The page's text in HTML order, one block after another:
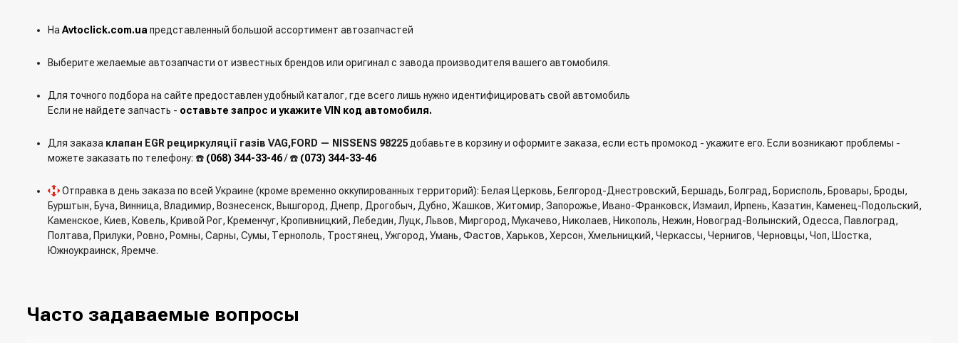
На Avtoclick.com.ua представленный большой ассортимент автозапчастей
Выберите желаемые автозапчасти от известных брендов или оригинал с завода производителя вашего автомобиля.
Для точного подбора на сайте предоставлен удобный каталог, где всего лишь нужно идентифицировать свой автомобиль
Если не найдете запчасть - оставьте запрос и укажите VIN код автомобиля.
Для заказа клапан EGR рециркуляції газів VAG,FORD — NISSENS 98225 добавьте в корзину и оформите заказа, если есть промокод - укажите его. Если возникают проблемы -
можете заказать по телефону: ☎️ (068) 344-33-46/ ☎️ (073) 344-33-46
Отправка в день заказа по всей Украине (кроме временно оккупированных территорий): Белая Церковь, Белгород-Днестровский, Бершадь, Болград, Борисполь, Бровары, Броды,
Бурштын, Буча, Винница, Владимир, Вознесенск, Вышгород, Днепр, Дрогобыч, Дубно, Жашков, Житомир, Запорожье, Ивано-Франковск, Измаил, Ирпень, Казатин, Каменец-Подольский,
Каменское, Киев, Ковель, Кривой Рог, Кременчуг, Кропивницкий, Лебедин, Луцк, Львов, Миргород, Мукачево, Николаев, Никополь, Нежин, Новоград-Волынский, Одесса, Павлоград,
Полтава, Прилуки, Ровно, Ромны, Сарны, Сумы, Тернополь, Тростянец, Ужгород, Умань, Фастов, Харьков, Херсон, Хмельницкий, Черкассы, Чернигов, Черновцы, Чоп, Шостка,
Южноукраинск, Яремче.
Часто задаваемые вопросы